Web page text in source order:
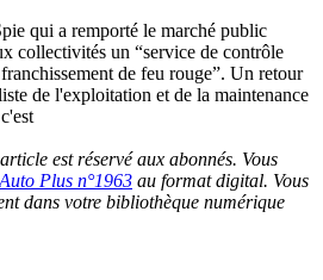
qui a remporté le marché public
collectivités un “service de contrôle
de feu rouge”. Un retour
de l'exploitation et de la maintenance
est réservé aux abonnés. Vous
Auto Plus n°1963 au format digital. Vous
dans votre bibliothèque numérique